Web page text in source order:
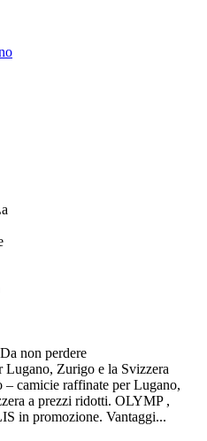
non perdere
Zurigo e la Svizzera
camicie raffinate per Lugano,
a prezzi ridotti. OLYMP ,
in promozione. Vantaggi...